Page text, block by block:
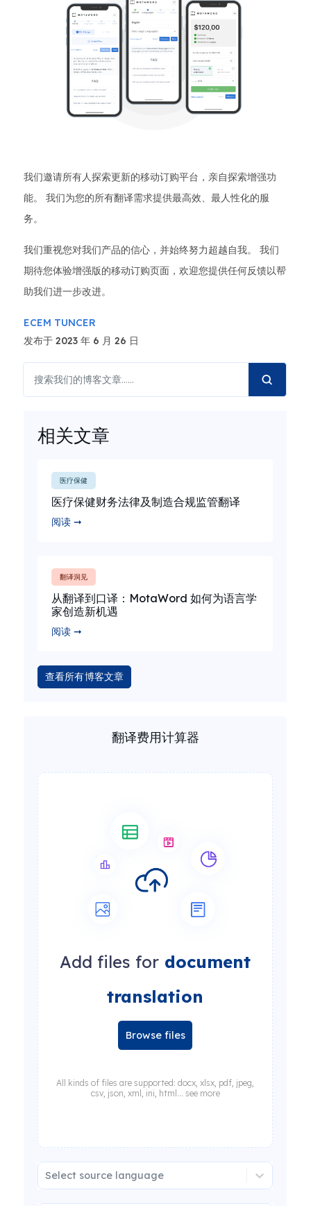
我们邀请所有人探索更新的移动订购平台，亲自探索增强功
能。 我们为您的所有翻译需求提供最高效、最人性化的服
务。
我们重视您对我们产品的信心，并始终努力超越自我。 我们
期待您体验增强版的移动订购页面，欢迎您提供任何反馈以帮
助我们进一步改进。
ECEM TUNCER
发布于 2023 年 6 月 26 日
相关文章
医疗保健
医疗保健财务法律及制造合规监管翻译
阅读 ➞
翻译洞见
从翻译到口译：MotaWord 如何为语言学
家创造新机遇
阅读 ➞
查看所有博客文章
翻译费用计算器
Add files for document
translation
Browse files
All kinds of files are supported: docx, xlsx, pdf, jpeg,
csv, json, xml, ini, html... see more
Select source language